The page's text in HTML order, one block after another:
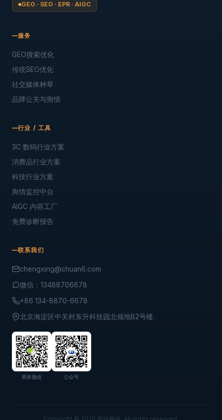
GEO · SEO · EPR · AIGC
服务
GEO搜索优化
传统SEO优化
社交媒体种草
品牌公关与舆情
行业 / 工具
3C 数码行业方案
消费品行业方案
科技行业方案
舆情监控中台
AIGC 内容工厂
免费诊断报告
联系我们
chengxing@chuan6.com
微信：13488706678
+86 134-8870-6678
北京海淀区中关村东升科技园北领地B2号楼.
商务微信 公众号